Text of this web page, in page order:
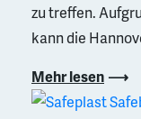
zu treffen.
kann die
Mehr lesen